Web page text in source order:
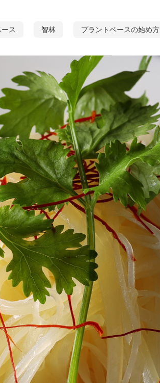
ス 智林 プラントベースの始め方